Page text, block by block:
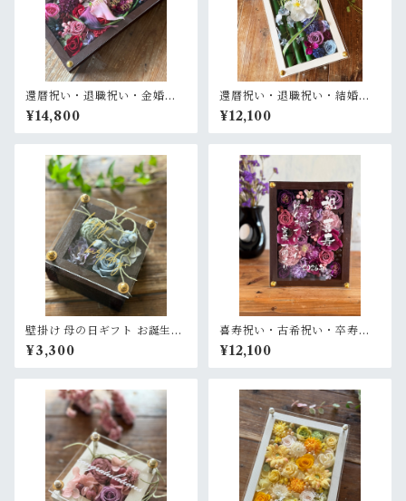
還暦祝い・退職祝い・金婚式
祝い・周年祝い【名入れ ゴー
ルド文字】プリザーブドフラ
ワーアレンジ ウッドフレーム
ー〉
¥14,800
還暦祝い・退職祝い・結婚式
両親贈呈品【名入れ】プリザ
ーブドフラワーアレンジ 和風
白木枠ロング〈竹 青紫 〉名入
式両親贈呈品に
¥12,100
壁掛け 母の日ギフト お誕生日
ギフト 開店祝い 退職祝い【名
入れ】プリザーブドフラワー
アレンジ ウッドフレーム 茶木
¥3,300
喜寿祝い・古希祝い・卒寿祝
い・長寿祝い・結婚記念日祝
い【名入れ】プリザーブドフ
ラワーアレンジ ウッドフレー
¥12,100